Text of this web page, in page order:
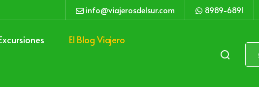
info@viajerosdelsur.com 8989-6891
El Blog Viajero